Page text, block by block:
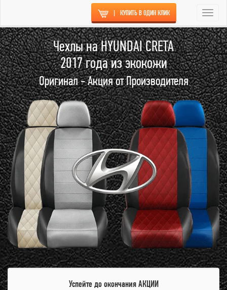
| КУПИТЬ В ОДИН КЛИК
Чехлы на HYUNDAI CRETA
2017 года из экокожи
Оригинал - Акция от Производителя
Успейте до окончания АКЦИИ